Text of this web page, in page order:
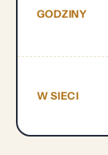
GODZINY
W SIECI